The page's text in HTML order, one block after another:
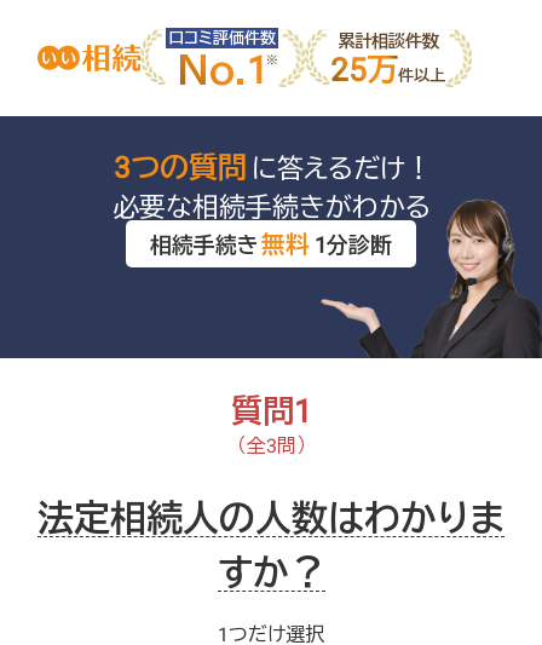
口コミ評価件数
No.1
累計相談件数
25万件以上
3つの質問 に答えるだけ！
必要な相続手続きがわかる
相続手続き 無料 1分診断
質問1
（全3問）
法定相続人の人数はわかりま
すか？
1つだけ選択